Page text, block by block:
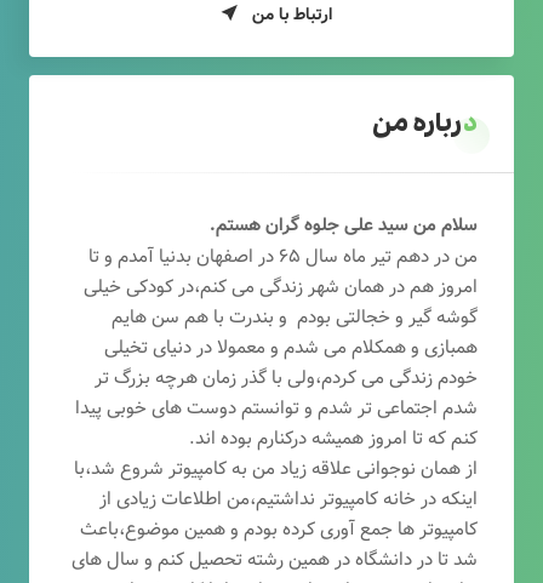
ارتباط با من
درباره من
سلام من سید علی جلوه گران هستم.
من در دهم تیر ماه سال ۶۵ در اصفهان بدنیا آمدم و تا
امروز هم در همان شهر زندگی می کنم،در کودکی خیلی
گوشه گیر و خجالتی بودم و بندرت با هم سن هایم
همبازی و همکلام می شدم و معمولا در دنیای تخیلی
خودم زندگی می کردم،ولی با گذر زمان هرچه بزرگ تر
شدم اجتماعی تر شدم و توانستم دوست های خوبی پیدا
کنم که تا امروز همیشه درکنارم بوده اند.
از همان نوجوانی علاقه زیاد من به کامپیوتر شروع شد،با
اینکه در خانه کامپیوتر نداشتیم،من اطلاعات زیادی از
کامپیوتر ها جمع آوری کرده بودم و همین موضوع،باعث
شد تا در دانشگاه در همین رشته تحصیل کنم و سال های